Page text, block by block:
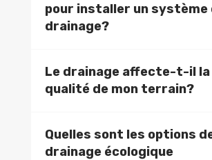
pour installer un système
drainage?
Le drainage affecte-t-il la
qualité de mon terrain?
Quelles sont les options
drainage écologique